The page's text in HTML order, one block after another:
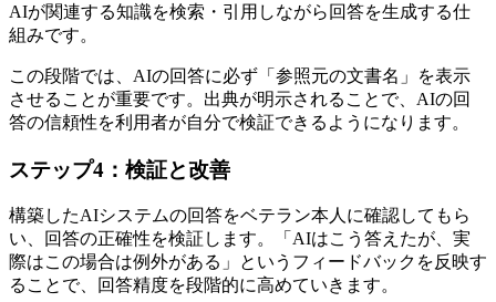
AIが関連する知識を検索・引用しながら回答を生成する仕
組みです。
この段階では、AIの回答に必ず「参照元の文書名」を表示
させることが重要です。出典が明示されることで、AIの回
答の信頼性を利用者が自分で検証できるようになります。
ステップ4：検証と改善
構築したAIシステムの回答をベテラン本人に確認してもら
い、回答の正確性を検証します。「AIはこう答えたが、実
際はこの場合は例外がある」というフィードバックを反映す
ることで、回答精度を段階的に高めていきます。